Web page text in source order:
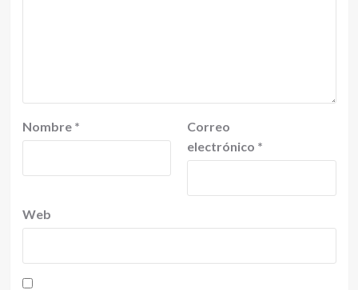
Nombre *
Correo
electrónico *
Web